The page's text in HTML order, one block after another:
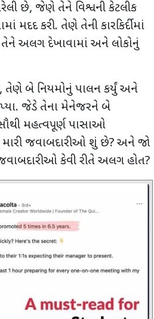
છે, જેણે તેને વિશ્વની કેટલીક
મદદ કરી. તેણે તેની કારકિર્દીમાં
અલગ દેખાવામાં અને લોકોનું
, તેણે બે નિયમોનું પાલન કર્યું અને
જેડે તેના મેનેજરને બે
મહત્વપૂર્ણ પાસાઓ
મારી જવાબદારીઓ શું છે?અને જો
કેવી રીતે અલગ હોત?